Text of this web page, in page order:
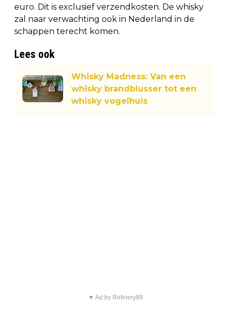
euro. Dit is exclusief verzendkosten. De whisky
zal naar verwachting ook in Nederland in de
schappen terecht komen.
Lees ook
Whisky Madness: Van een
whisky brandblusser tot een
whisky vogelhuis
▼ Ad by Refinery89